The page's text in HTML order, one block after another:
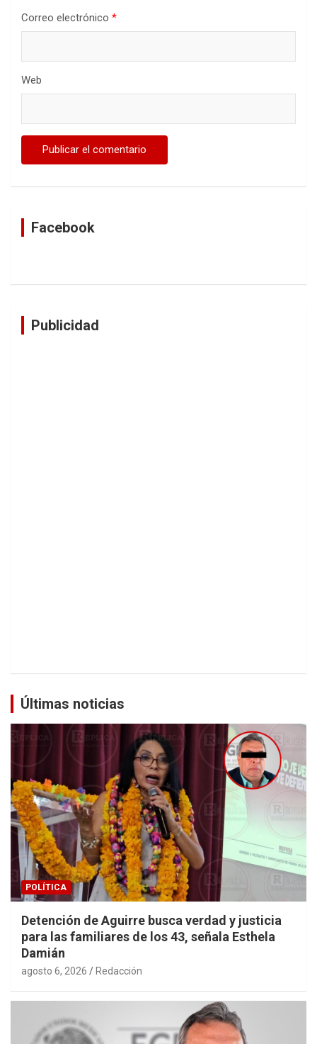
Correo electrónico *
Web
Facebook
Publicidad
Últimas noticias
POLÍTICA
Detención de Aguirre busca verdad y justicia
para las familiares de los 43, señala Esthela
Damián
agosto 6, 2026 Redacción